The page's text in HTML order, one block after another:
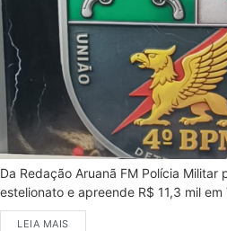
Da Redação Aruanã FM Polícia Militar
estelionato e apreende R$ 11,3 mil
LEIA MAIS